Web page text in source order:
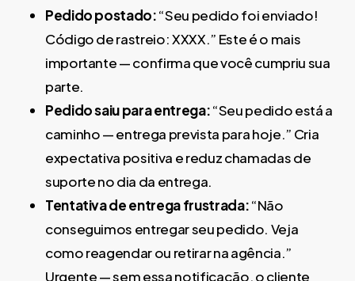
Pedido postado:“Seu pedido foi enviado!
Código de rastreio: XXXX.” Este é o mais
importante — confirma que você cumpriu sua
parte.
Pedido saiu para entrega:“Seu pedido está a
caminho — entrega prevista para hoje.” Cria
expectativa positiva e reduz chamadas de
suporte no dia da entrega.
Tentativa de entrega frustrada:“Não
conseguimos entregar seu pedido. Veja
como reagendar ou retirar na agência.”
Urgente — sem essa notificação, o cliente